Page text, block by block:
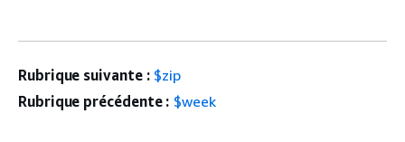
Rubrique suivante : $zip
Rubrique précédente : $week